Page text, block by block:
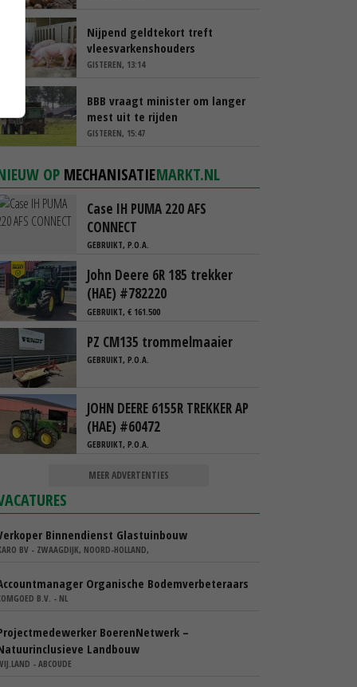
Nijpend geldtekort treft
vleesvarkenshouders
GISTEREN, 13:14
BBB vraagt minister om langer
mest uit te rijden
GISTEREN, 15:47
OP MECHANISATIEMARKT.NL
Case IH PUMA 220 AFS
CONNECT
GEBRUIKT, P.O.A.
John Deere 6R 185 trekker
(HAE) #782220
GEBRUIKT, € 161.500
PZ CM135 trommelmaaier
GEBRUIKT, P.O.A.
JOHN DEERE 6155R TREKKER AP
(HAE) #60472
GEBRUIKT, P.O.A.
MEER ADVERTENTIES
Binnendienst Glastuinbouw
BV - ZWAAGDIJK, NOORD-HOLLAND,
Organische Bodemverbeteraars
B.V. - NL
BoerenNetwerk –
Landbouw
- ABCOUDE